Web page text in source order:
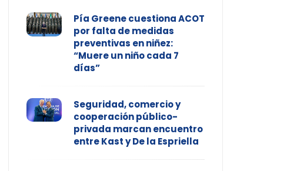
Pía Greene cuestiona ACOT
por falta de medidas
preventivas en niñez:
“Muere un niño cada 7
días”
Seguridad, comercio y
cooperación público-
privada marcan encuentro
entre Kast y De la Espriella